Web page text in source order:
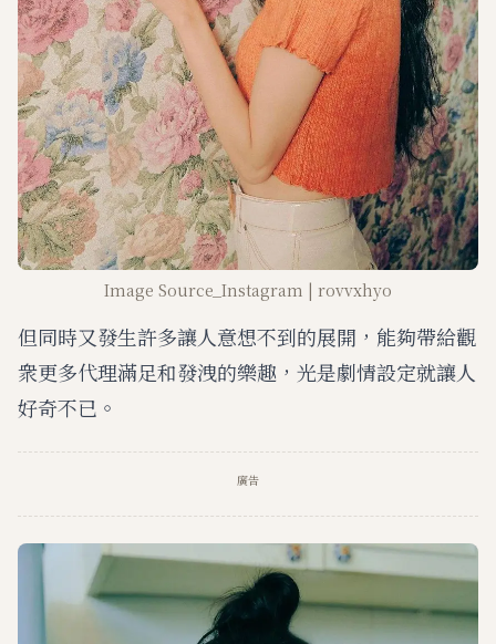
Image Source_Instagram | rovvxhyo
但同時又發生許多讓人意想不到的展開，能夠帶給觀
衆更多代理滿足和發洩的樂趣，光是劇情設定就讓人
好奇不已。
廣告